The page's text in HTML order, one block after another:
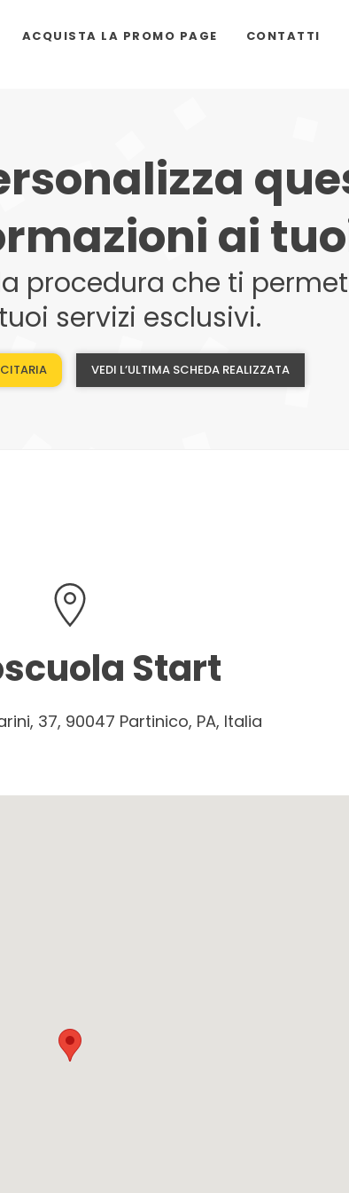
ACQUISTA LA PROMO PAGE CONTATTI
ai
procedura che ti
servizi esclusivi.
VEDI L’ULTIMA SCHEDA REALIZZATA
Start
37, 90047 Partinico, PA, Italia